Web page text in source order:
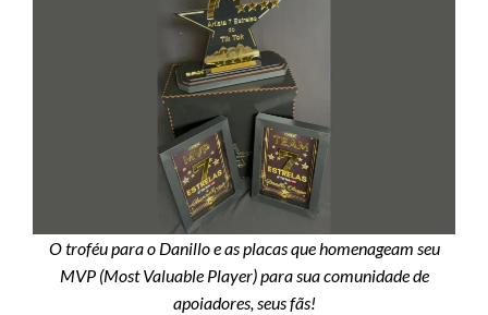
O troféu para o Danillo e as placas que homenageam seu
MVP (Most Valuable Player) para sua comunidade de
apoiadores, seus fãs!